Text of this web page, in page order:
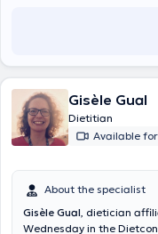
Gisèle Gual
Dietitian
Available
About the specialist
Gisèle Gual, dietician
Wednesday in the